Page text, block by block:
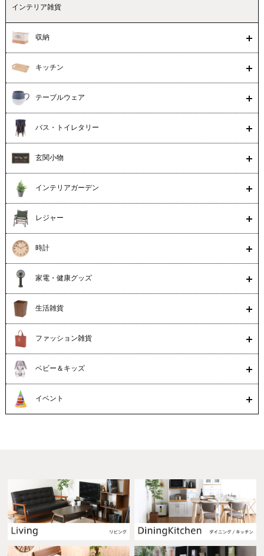
インテリア雑貨
収納
キッチン
テーブルウェア
バス・トイレタリー
玄関小物
インテリアガーデン
レジャー
時計
家電・健康グッズ
生活雑貨
ファッション雑貨
ベビー＆キッズ
イベント